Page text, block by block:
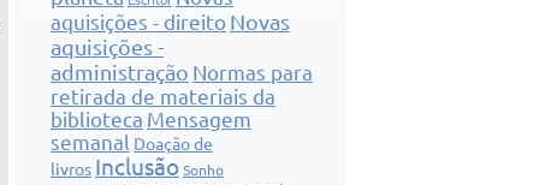
aquisições - direito Novas
aquisições -
administração Normas para
retirada de materiais da
biblioteca Mensagem
semanal Doação de
livros Inclusão Sonho